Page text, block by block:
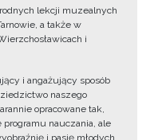
lekcji muzealnych
a także w
i
i angażujący sposób
naszego
opracowane tak,
nauczania, ale
i pasję młodych